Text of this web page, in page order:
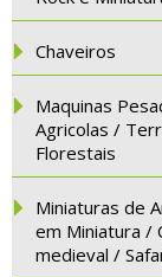
Chaveiros
Maquinas
Agricolas /
Florestais
Miniaturas de
em Miniatura /
medieval /